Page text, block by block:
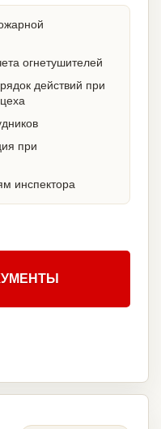
огнетушителей
действий при
при
инспектора